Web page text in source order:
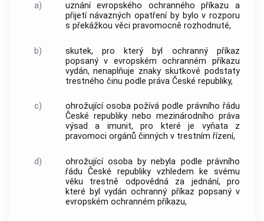
a)
uznání evropského ochranného příkazu a
přijetí návazných opatření by bylo v rozporu
s překážkou věci pravomocně rozhodnuté,
b)
skutek, pro který byl ochranný příkaz
popsaný v evropském ochranném příkazu
vydán, nenaplňuje znaky skutkové podstaty
trestného činu podle práva České republiky,
c)
ohrožující osoba požívá podle právního řádu
České republiky nebo mezinárodního práva
výsad a imunit, pro které je vyňata z
pravomoci orgánů činných v trestním řízení,
d)
ohrožující osoba by nebyla podle právního
řádu České republiky vzhledem ke svému
věku trestně odpovědná za jednání, pro
které byl vydán ochranný příkaz popsaný v
evropském ochranném příkazu,